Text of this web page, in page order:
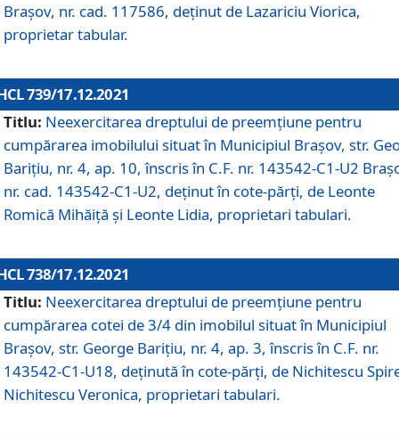
Brașov, nr. cad. 117586, deținut de Lazariciu Viorica,
proprietar tabular.
739/17.12.2021
Titlu: Neexercitarea dreptului de preemţiune pentru
cumpărarea imobilului situat în Municipiul Braşov, str.
Barițiu, nr. 4, ap. 10, înscris în C.F. nr. 143542-C1-U2
nr. cad. 143542-C1-U2, deținut în cote-părți, de Leonte
Romică Mihăiță și Leonte Lidia, proprietari tabulari.
738/17.12.2021
Titlu: Neexercitarea dreptului de preemţiune pentru
cumpărarea cotei de 3/4 din imobilul situat în Municipiul
Braşov, str. George Barițiu, nr. 4, ap. 3, înscris în C.F. nr.
143542-C1-U18, deținută în cote-părți, de Nichitescu
Nichitescu Veronica, proprietari tabulari.